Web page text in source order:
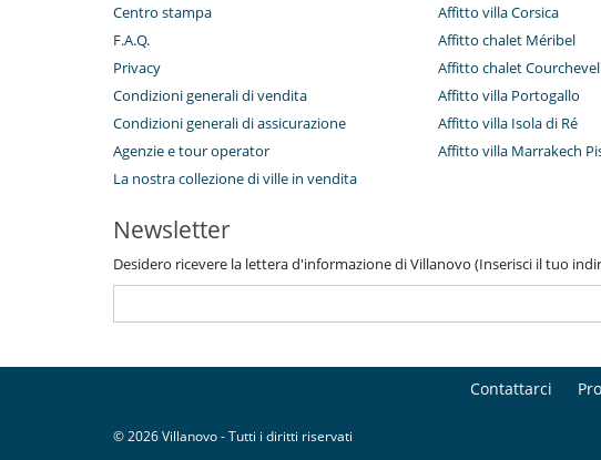
Centro stampa
F.A.Q.
Privacy
Condizioni generali di vendita
Condizioni generali di assicurazione
Agenzie e tour operator
La nostra collezione di ville in vendita
Affitto villa Corsica
Affitto chalet Méribel
Affitto chalet Courchevel
Affitto villa Portogallo
Affitto villa Isola di Ré
Affitto villa Marrakech
Newsletter
Desidero ricevere la lettera d'informazione di Villanovo (Inserisci il tuo
Contattarci
© 2026 Villanovo - Tutti i diritti riservati